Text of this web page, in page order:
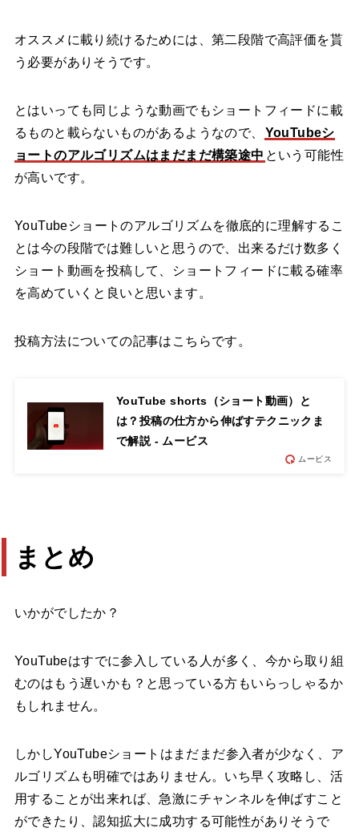
オススメに載り続けるためには、第二段階で高評価を貰
う必要がありそうです。
とはいっても同じような動画でもショートフィードに載
るものと載らないものがあるようなので、 YouTubeシ
ョートのアルゴリズムはまだまだ構築途中 という可能性
が高いです。
YouTubeショートのアルゴリズムを徹底的に理解するこ
とは今の段階では難しいと思うので、出来るだけ数多く
ショート動画を投稿して、ショートフィードに載る確率
を高めていくと良いと思います。
投稿方法についての記事はこちらです。
YouTube shorts（ショート動画）と
は？投稿の仕方から伸ばすテクニックま
で解説 - ムービス
ムービス
まとめ
いかがでしたか？
YouTubeはすでに参入している人が多く、今から取り組
むのはもう遅いかも？と思っている方もいらっしゃるか
もしれません。
しかしYouTubeショートはまだまだ参入者が少なく、ア
ルゴリズムも明確ではありません。いち早く攻略し、活
用することが出来れば、急激にチャンネルを伸ばすこと
ができたり、認知拡大に成功する可能性がありそうで